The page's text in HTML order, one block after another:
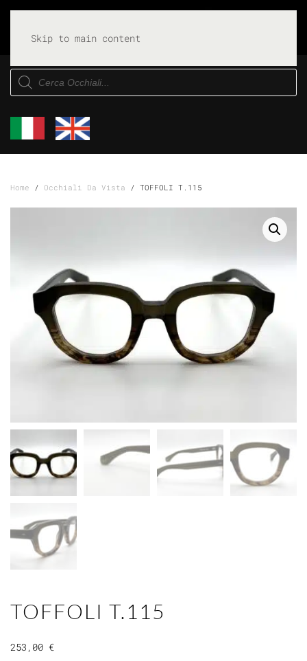
Skip to main content
Products
search
Home / Occhiali Da Vista / TOFFOLI T.115
TOFFOLI T.115
253,00 €